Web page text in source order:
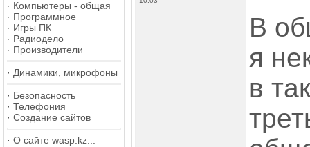
· Компьютеры - общая
· Программное
· Игры ПК
· Радиодело
· Производители
· Динамики, микрофоны
· Безопасность
· Телефония
· Создание сайтов
· О сайте wasp.kz...
В
я
в